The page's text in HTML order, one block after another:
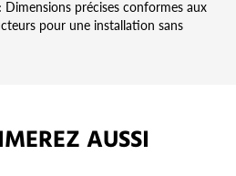
Dimensions précises conformes aux
pour une installation sans
AUSSI